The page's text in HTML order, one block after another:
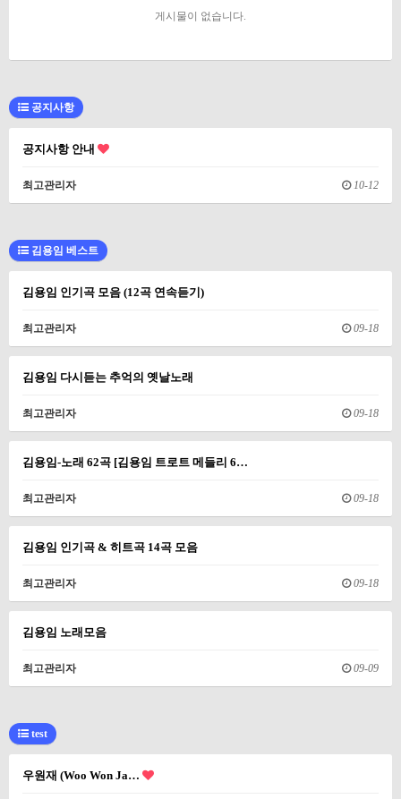
게시물이 없습니다.
공지사항
공지사항 안내
최고관리자 10-12
김용임 베스트
김용임 인기곡 모음 (12곡 연속듣기)
최고관리자 09-18
김용임 다시듣는 추억의 옛날노래
최고관리자 09-18
김용임-노래 62곡 [김용임 트로트 메들리 6…
최고관리자 09-18
김용임 인기곡 & 히트곡 14곡 모음
최고관리자 09-18
김용임 노래모음
최고관리자 09-09
test
우원재 (Woo Won Ja…